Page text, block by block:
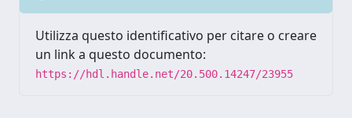
Utilizza questo identificativo per citare o creare
un link a questo documento:
https://hdl.handle.net/20.500.14247/23955